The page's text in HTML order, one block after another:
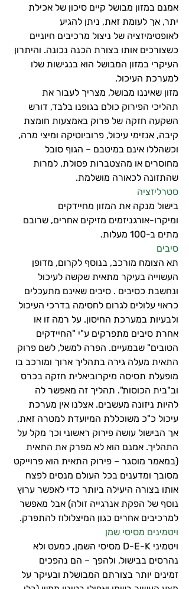
אמנם במזון מבושל קיים סיכון של אכילת
יתר, אך לעומת זאת, ניתן להגיע
לאופטימיזציה של ניצול מרכיבים חיוניים
כשצורכים אותו בצורת הכנה נכונה. והיתרון
העיקרי במזון המבושל הוא בנגישות שלו
למערכת העיכול.
מזון שאיננו מבושל, מצריך לעבור את
תהליכי הפירוק כולם בגופנו בלבד, דורש
השקעה חזקה של פרוק באמצעות חומצת
קיבה, אנזימי עיכול, פרוביוטיקה ומיצי מרה,
וכשהללו אינם במיטבם – הגוף סובל
מחוסרים או מהצטברות פסולת, למרות
שהתזונה לכאורה מושלמת.
סטרליזציה
בישול מנקה את המזון מחיידקים
ומיקרו-אורגניזמים מזיקים אחרים, שרובם
מתים ב-100 מעלות.
סיבים
תא הצומח מורכב, בנוסף לקרום, מדופן
העשוייה בעיקר מתאית שקשה לעיכול
ונחשבת כסיבים . סיבים שאינם מתעכלים
כראוי עלולים לגרום לחסימה בדרכי העיכול
ולבעיות במערכת החיסון. על רמה זו או
אחרת סיבים מתפרקים ע"י "החיידקים
הטובים" שבמעיים. הפרה למשל, לשם פרוק
התאית מעלה גירה בתהליך ארוך ומורכב בו
מופעלת תסיסה מיקרוביאלית חזקה בכרס
וב"בית הכוסות". תהליך זה מאפשר לה
להיות ניזונה מעשבים. אצלנו אין מערכת
עיכול כ"כ משוכללת המיועדת למטרה זאת,
אך הבישול עושה פירוק ראשוני וכך מקל על
התהליך. אמנם הוא לא מפרק את התאית
(במאמר מוסגר – פירוק התאית הוא פרוייקט
מסובך ומדענים בכל העולם מנסים לפצח
אותו בצורה היעילה ביותר כדי לאפשר ערוץ
נוסף של הפקת אנרגייה זולה) אבל מאפשר
למרכיבים אחרים כגון המיצלולוז להתפרק.
ויטמינים מסיסי שמן
ויטמיני D-E-K מסיסי השמן, כמעט ולא
נהרסים בבישול, ולהפך – הם נהפכים
זמינים יותר בצורתם המבושלת ובעיקר על